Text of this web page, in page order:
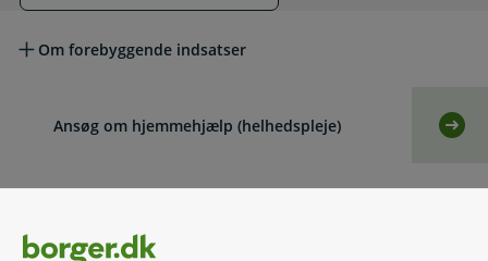
Om forebyggende indsatser
Ansøg om hjemmehjælp (helhedspleje)